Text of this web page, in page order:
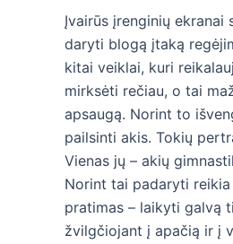
Įvairūs įrenginių ekranai
daryti blogą įtaką
kitai veiklai, kuri
mirksėti rečiau, o tai
apsaugą. Norint to
pailsinti akis. Tokių
Vienas jų – akių
Norint tai padaryti
pratimas – laikyti galvą
žvilgčiojant į apačią ir į